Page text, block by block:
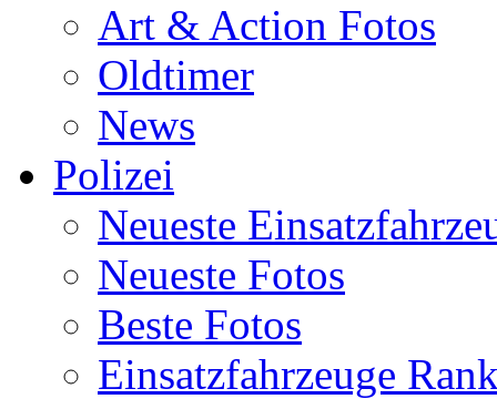
Art & Action Fotos
Oldtimer
News
Polizei
Neueste
Neueste Fotos
Beste Fotos
Einsatzfahrzeuge